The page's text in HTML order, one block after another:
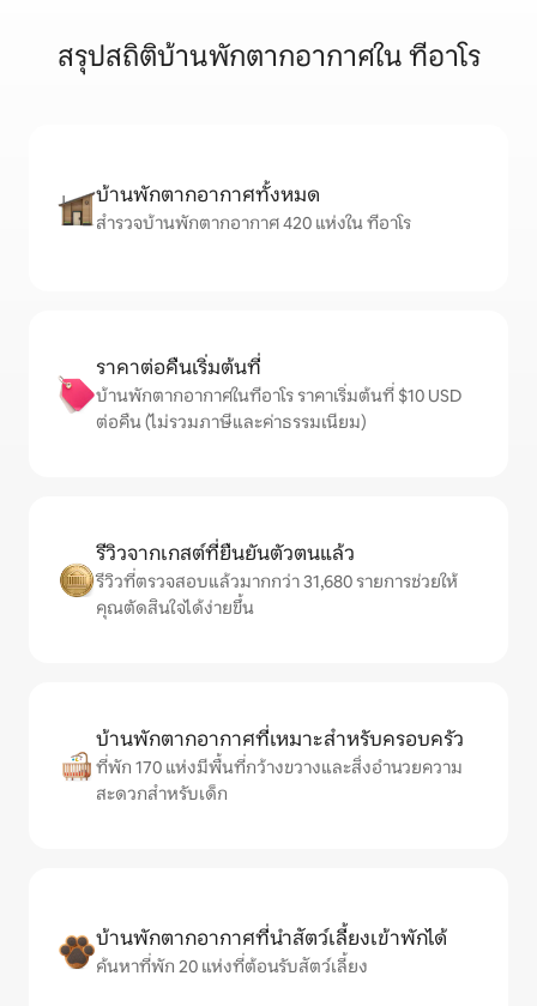
สรุปสถิติบ้านพักตากอากาศใน ทีอาโร
บ้านพักตากอากาศทั้งหมด
สำรวจบ้านพักตากอากาศ 420 แห่งใน ทีอาโร
ราคาต่อคืนเริ่มต้นที่
บ้านพักตากอากาศในทีอาโร ราคาเริ่มต้นที่ $10 USD
ต่อคืน (ไม่รวมภาษีและค่าธรรมเนียม)
รีวิวจากเกสต์ที่ยืนยันตัวตนแล้ว
รีวิวที่ตรวจสอบแล้วมากกว่า 31,680 รายการช่วยให้
คุณตัดสินใจได้ง่ายขึ้น
บ้านพักตากอากาศที่เหมาะสำหรับครอบครัว
ที่พัก 170 แห่งมีพื้นที่กว้างขวางและสิ่งอำนวยความ
สะดวกสำหรับเด็ก
บ้านพักตากอากาศที่นำสัตว์เลี้ยงเข้าพักได้
ค้นหาที่พัก 20 แห่งที่ต้อนรับสัตว์เลี้ยง